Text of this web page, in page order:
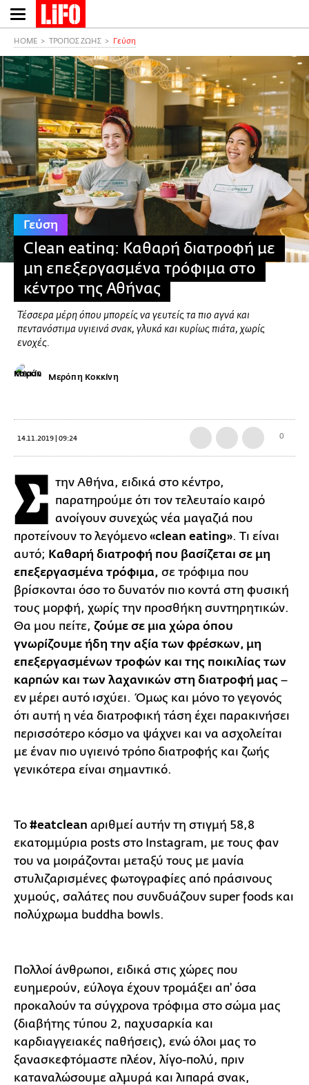
Παράκαμψη
προς
κυρίως
περιεχόμενο
HOME ΤΡΟΠΟΣ ΖΩΗΣ Γεύση
Γεύση
Clean eating: Καθαρή διατροφή με
μη επεξεργασμένα τρόφιμα στο
κέντρο της Αθήνας
Τέσσερα μέρη όπου μπορείς να γευτείς τα πιο αγνά και
πεντανόστιμα υγιεινά σνακ, γλυκά και κυρίως πιάτα, χωρίς
ενοχές.
Μερόπη Κοκκίνη
14.11.2019 | 09:24 0
Σ την Αθήνα, ειδικά στο κέντρο,
παρατηρούμε ότι τον τελευταίο καιρό
ανοίγουν συνεχώς νέα μαγαζιά που
προτείνουν το λεγόμενο «clean eating». Τι είναι
αυτό; Καθαρή διατροφή που βασίζεται σε μη
επεξεργασμένα τρόφιμα, σε τρόφιμα που
βρίσκονται όσο το δυνατόν πιο κοντά στη φυσική
τους μορφή, χωρίς την προσθήκη συντηρητικών.
Θα μου πείτε, ζούμε σε μια χώρα όπου
γνωρίζουμε ήδη την αξία των φρέσκων, μη
επεξεργασμένων τροφών και της ποικιλίας των
καρπών και των λαχανικών στη διατροφή μας –
εν μέρει αυτό ισχύει. Όμως και μόνο το γεγονός
ότι αυτή η νέα διατροφική τάση έχει παρακινήσει
περισσότερο κόσμο να ψάχνει και να ασχολείται
με έναν πιο υγιεινό τρόπο διατροφής και ζωής
γενικότερα είναι σημαντικό.
Το #eatclean αριθμεί αυτήν τη στιγμή 58,8
εκατομμύρια posts στο Instagram, με τους φαν
του να μοιράζονται μεταξύ τους με μανία
στυλιζαρισμένες φωτογραφίες από πράσινους
χυμούς, σαλάτες που συνδυάζουν super foods και
πολύχρωμα buddha bowls.
Πολλοί άνθρωποι, ειδικά στις χώρες που
ευημερούν, εύλογα έχουν τρομάξει απ' όσα
προκαλούν τα σύγχρονα τρόφιμα στο σώμα μας
(διαβήτης τύπου 2, παχυσαρκία και
καρδιαγγειακές παθήσεις), ενώ όλοι μας το
ξανασκεφτόμαστε πλέον, λίγο-πολύ, πριν
καταναλώσουμε αλμυρά και λιπαρά σνακ,